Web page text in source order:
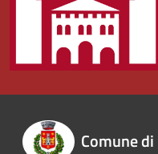
Comune